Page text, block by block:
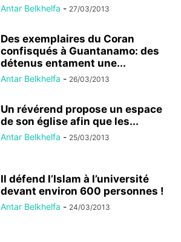
Antar Belkhelfa - 27/03/2013
Des exemplaires du Coran
confisqués à Guantanamo: des
détenus entament une...
Antar Belkhelfa - 26/03/2013
Un révérend propose un espace
de son église afin que les...
Antar Belkhelfa - 25/03/2013
Il défend l’Islam à l’université
devant environ 600 personnes !
Antar Belkhelfa - 24/03/2013